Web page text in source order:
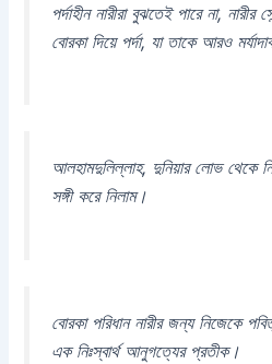
পর্দাহীন নারীরা বুঝতেই পারে না,
বোরকা দিয়ে পর্দা, যা তাকে আরও
আলহামদুলিল্লাহ, দুনিয়ার লোভ থেকে
সঙ্গী করে নিলাম।
বোরকা পরিধান নারীর জন্য নিজেকে
এক নিঃস্বার্থ আনুগত্যের প্রতীক।